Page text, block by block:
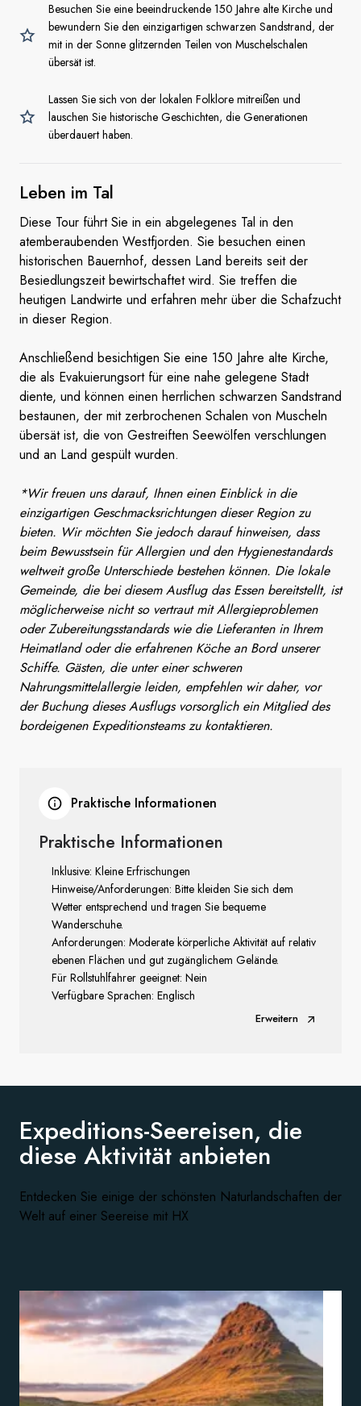
Besuchen Sie eine beeindruckende 150 Jahre alte Kirche und
bewundern Sie den einzigartigen schwarzen Sandstrand, der
mit in der Sonne glitzernden Teilen von Muschelschalen
übersät ist.
Lassen Sie sich von der lokalen Folklore mitreißen und
lauschen Sie historische Geschichten, die Generationen
überdauert haben.
Leben im Tal
Diese Tour führt Sie in ein abgelegenes Tal in den
atemberaubenden Westfjorden. Sie besuchen einen
historischen Bauernhof, dessen Land bereits seit der
Besiedlungszeit bewirtschaftet wird. Sie treffen die
heutigen Landwirte und erfahren mehr über die Schafzucht
in dieser Region.
Anschließend besichtigen Sie eine 150 Jahre alte Kirche,
die als Evakuierungsort für eine nahe gelegene Stadt
diente, und können einen herrlichen schwarzen Sandstrand
bestaunen, der mit zerbrochenen Schalen von Muscheln
übersät ist, die von Gestreiften Seewölfen verschlungen
und an Land gespült wurden.
*Wir freuen uns darauf, Ihnen einen Einblick in die
einzigartigen Geschmacksrichtungen dieser Region zu
bieten. Wir möchten Sie jedoch darauf hinweisen, dass
beim Bewusstsein für Allergien und den Hygienestandards
weltweit große Unterschiede bestehen können. Die lokale
Gemeinde, die bei diesem Ausflug das Essen bereitstellt, ist
möglicherweise nicht so vertraut mit Allergieproblemen
oder Zubereitungsstandards wie die Lieferanten in Ihrem
Heimatland oder die erfahrenen Köche an Bord unserer
Schiffe. Gästen, die unter einer schweren
Nahrungsmittelallergie leiden, empfehlen wir daher, vor
der Buchung dieses Ausflugs vorsorglich ein Mitglied des
bordeigenen Expeditionsteams zu kontaktieren.
Praktische Informationen
Praktische Informationen
Inklusive: Kleine Erfrischungen
Hinweise/Anforderungen: Bitte kleiden Sie sich dem
Wetter entsprechend und tragen Sie bequeme
Wanderschuhe.
Anforderungen: Moderate körperliche Aktivität auf relativ
ebenen Flächen und gut zugänglichem Gelände.
Für Rollstuhlfahrer geeignet: Nein
Verfügbare Sprachen: Englisch
Erweitern
Expeditions-Seereisen, die
diese Aktivität anbieten
Entdecken Sie einige der schönsten Naturlandschaften der
Welt auf einer Seereise mit HX